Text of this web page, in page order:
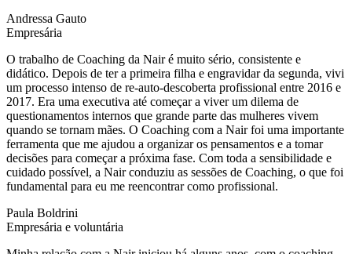
Andressa Gauto
Empresária
O trabalho de Coaching da Nair é muito sério, consistente e
didático. Depois de ter a primeira filha e engravidar da segunda, vivi
um processo intenso de re-auto-descoberta profissional entre 2016 e
2017. Era uma executiva até começar a viver um dilema de
questionamentos internos que grande parte das mulheres vivem
quando se tornam mães. O Coaching com a Nair foi uma importante
ferramenta que me ajudou a organizar os pensamentos e a tomar
decisões para começar a próxima fase. Com toda a sensibilidade e
cuidado possível, a Nair conduziu as sessões de Coaching, o que foi
fundamental para eu me reencontrar como profissional.
Paula Boldrini
Empresária e voluntária